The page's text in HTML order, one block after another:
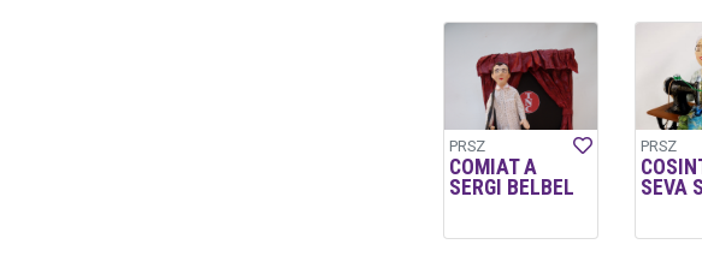
PRSZ
COMIAT A
SERGI BELBEL
PRSZ
SEVA